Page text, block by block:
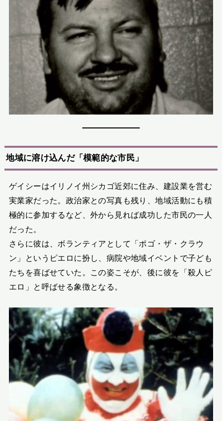
地域に溶け込んだ「模範的な市民」
ゲイシーはイリノイ州シカゴ近郊に住み、建設業を営む
実業家だった。政治家との写真も残り、地域活動にも積
極的に参加するなど、外から見れば成功した市民の一人
だった。
さらに彼は、ボランティアとして「ポゴ・ザ・クラウ
ン」というピエロに扮し、病院や地域イベントで子ども
たちを喜ばせていた。この姿こそが、後に彼を「殺人ピ
エロ」と呼ばせる象徴となる。